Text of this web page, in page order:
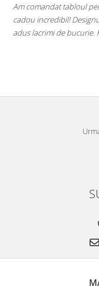
Am comandat tabloul
cadou incredibil!
adus lacrimi de bucurie.